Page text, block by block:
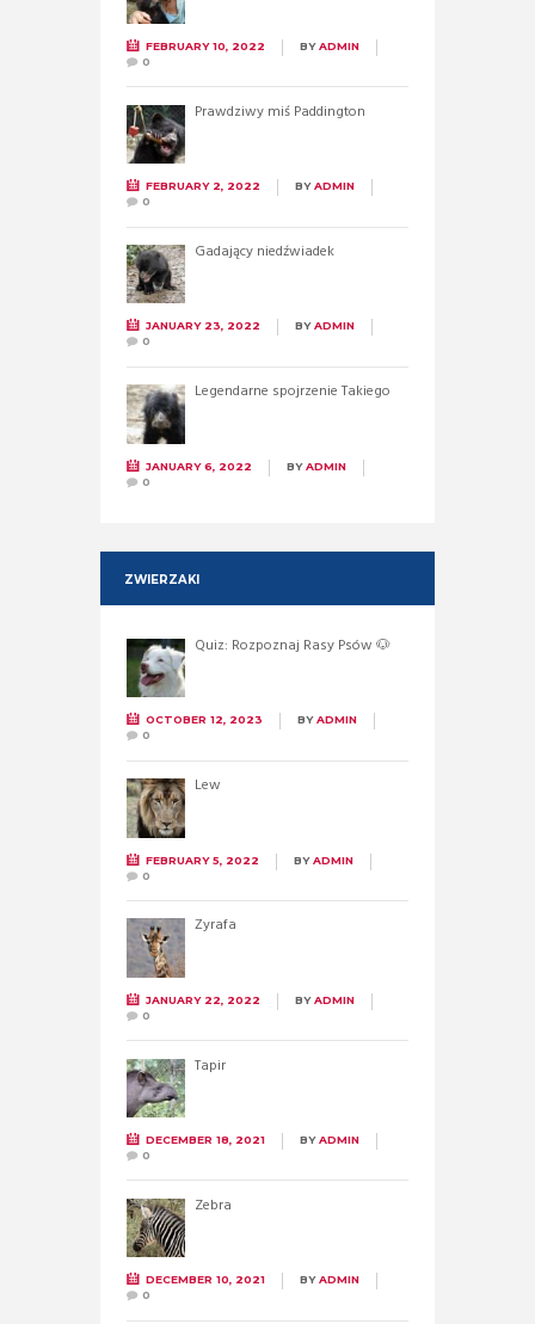
FEBRUARY 10, 2022 BYADMIN
0
Prawdziwy miś Paddington
FEBRUARY 2, 2022 BYADMIN
0
Gadający niedźwiadek
JANUARY 23, 2022 BYADMIN
0
Legendarne spojrzenie Takiego
JANUARY 6, 2022 BYADMIN
0
ZWIERZAKI
Quiz: Rozpoznaj Rasy Psów 🐶
OCTOBER 12, 2023 BYADMIN
0
Lew
FEBRUARY 5, 2022 BYADMIN
0
Żyrafa
JANUARY 22, 2022 BYADMIN
0
Tapir
DECEMBER 18, 2021 BYADMIN
0
Zebra
DECEMBER 10, 2021 BYADMIN
0